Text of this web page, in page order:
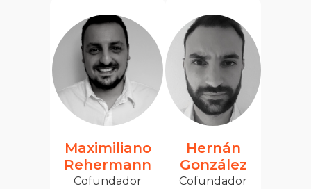
Cofundador
Maximiliano
Rehermann
Cofundador
Hernán
González